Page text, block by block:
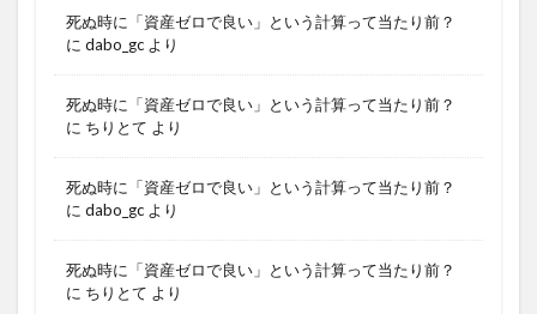
死ぬ時に「資産ゼロで良い」という計算って当たり前？
に dabo_gc より
死ぬ時に「資産ゼロで良い」という計算って当たり前？
に ちりとて より
死ぬ時に「資産ゼロで良い」という計算って当たり前？
に dabo_gc より
死ぬ時に「資産ゼロで良い」という計算って当たり前？
に ちりとて より